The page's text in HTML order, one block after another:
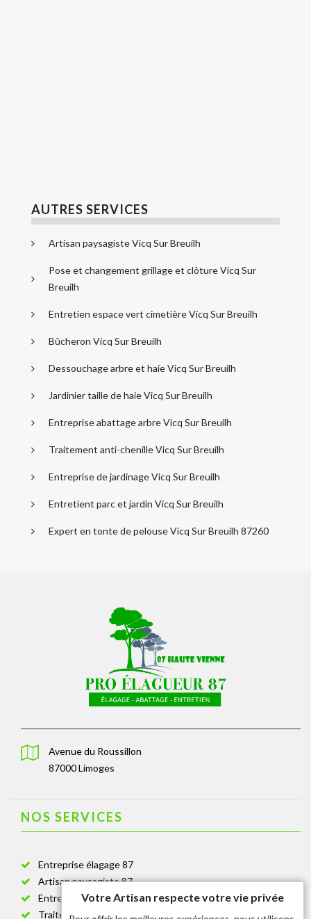
AUTRES SERVICES
Artisan paysagiste Vicq Sur Breuilh
Pose et changement grillage et clôture Vicq Sur
Breuilh
Entretien espace vert cimetière Vicq Sur Breuilh
Bûcheron Vicq Sur Breuilh
Dessouchage arbre et haie Vicq Sur Breuilh
Jardinier taille de haie Vicq Sur Breuilh
Entreprise abattage arbre Vicq Sur Breuilh
Traitement anti-chenille Vicq Sur Breuilh
Entreprise de jardinage Vicq Sur Breuilh
Entretient parc et jardin Vicq Sur Breuilh
Expert en tonte de pelouse Vicq Sur Breuilh 87260
Avenue du Roussillon
87000 Limoges
NOS SERVICES
Entreprise élagage 87
Artisan paysagiste 87
Entreprise de jardinage 87
Traitement anti-chenille 87
Votre Artisan respecte votre vie privée